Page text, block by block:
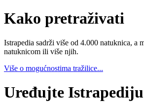
Kako pretraživati
Istrapedia sadrži više od 4.000 natuknica, a
natuknicom ili više njih.
Više o mogućnostima tražilice...
Uređujte Istrapediju